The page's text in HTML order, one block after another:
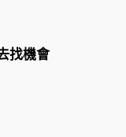
找機會